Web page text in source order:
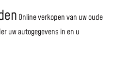
Online verkopen van uw oude
uw autogegevens in en u